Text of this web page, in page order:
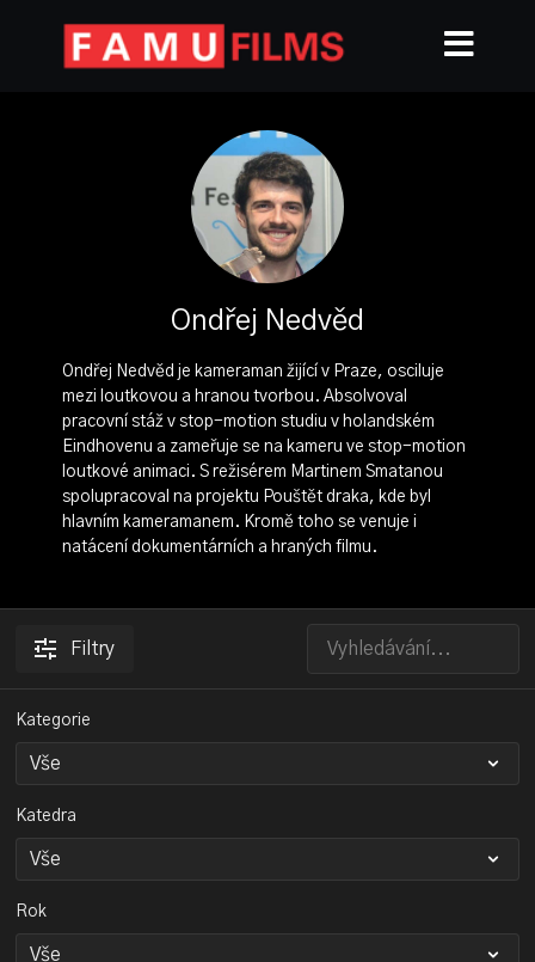
Ondřej Nedvěd
Ondřej Nedvěd je kameraman žijící v Praze, osciluje
mezi loutkovou a hranou tvorbou. Absolvoval
pracovní stáž v stop-motion studiu v holandském
Eindhovenu a zameřuje se na kameru ve stop-motion
loutkové animaci. S režisérem Martinem Smatanou
spolupracoval na projektu Pouštět draka, kde byl
hlavním kameramanem. Kromě toho se venuje i
natácení dokumentárních a hraných filmu.
Filtry
Kategorie
Katedra
Rok